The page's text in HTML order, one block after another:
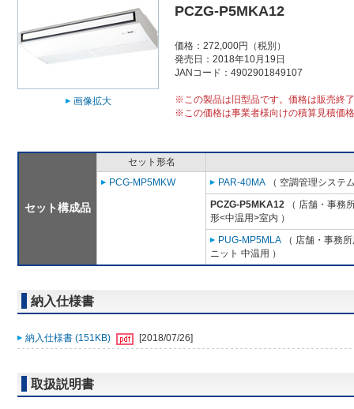
画像拡大
PCZG-P5MKA12
価格：272,000円（税別）
発売日：2018年10月19日
JANコード：4902901849107
※この製品は旧型品です。価格は販売終
※この価格は事業者様向けの積算見積価
セット構成品
セット形名
PCG-MP5MKW
PAR-40MA （ 空調管理システ
PCZG-P5MKA12 （ 店舗・事務
形<中温用>室内 ）
PUG-MP5MLA （ 店舗・事務
ニット 中温用 ）
納入仕様書
納入仕様書 (151KB) [2018/07/26]
取扱説明書